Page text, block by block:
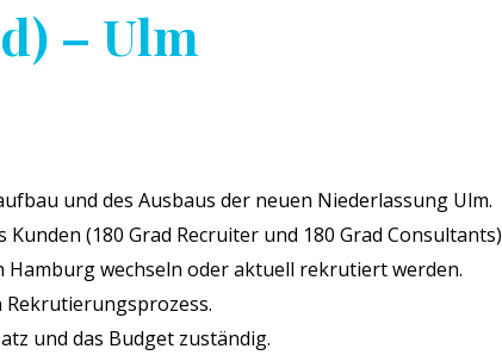
– Ulm
und des Ausbaus der neuen Niederlassung Ulm.
(180 Grad Recruiter und 180 Grad Consultants)
wechseln oder aktuell rekrutiert werden.
und das Budget zuständig.